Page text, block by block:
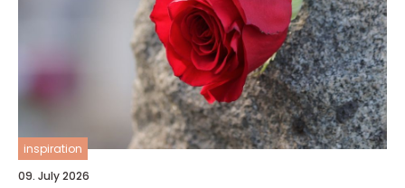
inspiration
09. July 2026